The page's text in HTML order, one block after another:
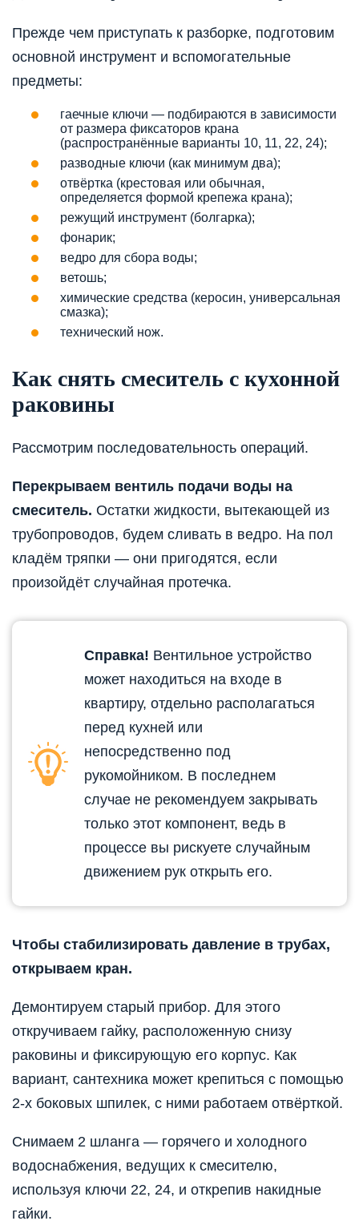
Прежде чем приступать к разборке, подготовим
основной инструмент и вспомогательные
предметы:
гаечные ключи — подбираются в зависимости
от размера фиксаторов крана
(распространённые варианты 10, 11, 22, 24);
разводные ключи (как минимум два);
отвёртка (крестовая или обычная,
определяется формой крепежа крана);
режущий инструмент (болгарка);
фонарик;
ведро для сбора воды;
ветошь;
химические средства (керосин, универсальная
смазка);
технический нож.
Как снять смеситель с кухонной
раковины
Рассмотрим последовательность операций.
Перекрываем вентиль подачи воды на
смеситель. Остатки жидкости, вытекающей из
трубопроводов, будем сливать в ведро. На пол
кладём тряпки — они пригодятся, если
произойдёт случайная протечка.
Справка! Вентильное устройство
может находиться на входе в
квартиру, отдельно располагаться
перед кухней или
непосредственно под
рукомойником. В последнем
случае не рекомендуем закрывать
только этот компонент, ведь в
процессе вы рискуете случайным
движением рук открыть его.
Чтобы стабилизировать давление в трубах,
открываем кран.
Демонтируем старый прибор. Для этого
откручиваем гайку, расположенную снизу
раковины и фиксирующую его корпус. Как
вариант, сантехника может крепиться с помощью
2-х боковых шпилек, с ними работаем отвёрткой.
Снимаем 2 шланга — горячего и холодного
водоснабжения, ведущих к смесителю,
используя ключи 22, 24, и открепив накидные
гайки.